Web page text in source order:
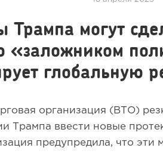
могут
«заложником
глобальную
организация (ВТО)
Трампа ввести новые
предупредила, что